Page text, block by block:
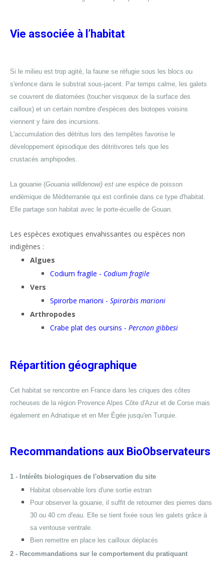
Vie associée à l’habitat
Si le milieu est trop agité, la faune se réfugie sous les blocs ou
s'enfonce dans le substrat sous-jacent. Par temps calme, les galets
se couvrent de diatomées (toucher visqueux de la surface des
cailloux) et un certain nombre d'espèces des biotopes voisins
viennent y faire des incursions.
L'accumulation des détritus lors des tempêtes favorise le
développement épisodique des détritivores tels que les
crustacés amphipodes.
La gouanie (Gouania willdenowi) est une espèce de poisson
endémique de Méditerranée qui est confinée dans ce type d'habitat.
Elle partage son habitat avec le porte-écuelle de Gouan.
Les espèces exotiques envahissantes ou espèces non
indigènes :
Algues
Codium fragile - Codium fragile
Vers
Spirorbe marioni - Spirorbis marioni
Arthropodes
Crabe plat des oursins - Percnon gibbesi
Répartition géographique
Cet habitat se rencontre en France dans les criques des côtes
rocheuses de la région Provence Alpes Côte d'Azur et de Corse mais
également en Adriatique et en Mer Égée jusqu'en Turquie.
Recommandations aux BioObservateurs
1 - Intérêts biologiques de l'observation du site
Habitat observable lors d'une sortie estran
Pour observer la gouanie, il suffit de retourner des pierres dans
30 ou 40 cm d'eau. Elle se tient fixée sous les galets grâce à
sa ventouse ventrale.
Bien remettre en place les cailloux déplacés
2 - Recommandations sur le comportement du pratiquant